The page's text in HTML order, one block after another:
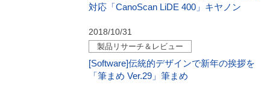
対応「CanoScan LiDE 400」キヤノン
2018/10/31
製品リサーチ＆レビュー
[Software]伝統的デザインで新年の挨拶を
「筆まめ Ver.29」筆まめ